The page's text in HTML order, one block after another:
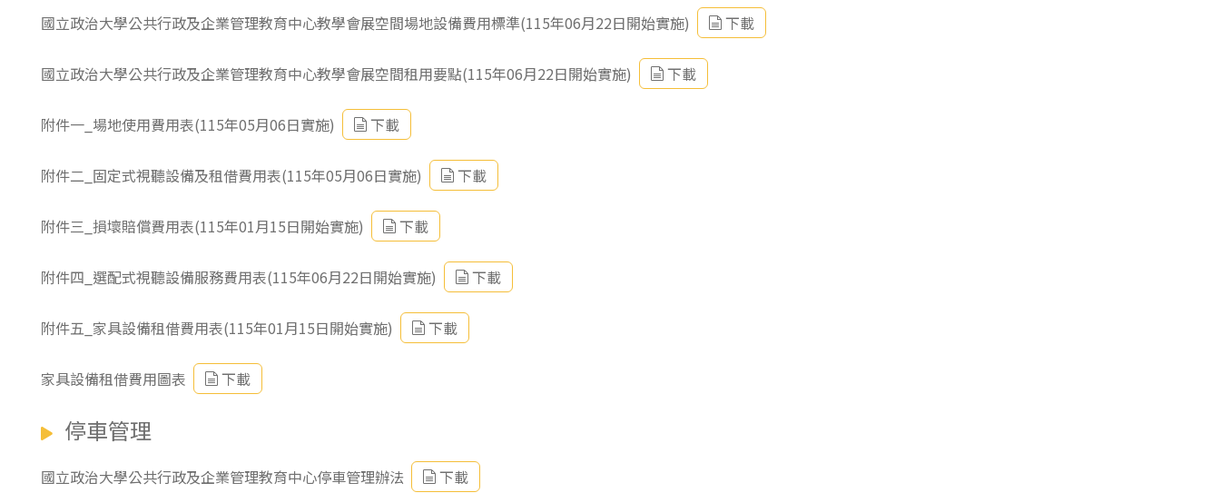
國立政治大學公共行政及企業管理教育中心教學會展空間場地設備費用標準(115年06月22日開始實施) 下載
國立政治大學公共行政及企業管理教育中心教學會展空間租用要點(115年06月22日開始實施) 下載
附件一_場地使用費用表(115年05月06日實施) 下載
附件二_固定式視聽設備及租借費用表(115年05月06日實施) 下載
附件三_損壞賠償費用表(115年01月15日開始實施) 下載
附件四_選配式視聽設備服務費用表(115年06月22日開始實施) 下載
附件五_家具設備租借費用表(115年01月15日開始實施) 下載
家具設備租借費用圖表 下載
停車管理
國立政治大學公共行政及企業管理教育中心停車管理辦法 下載